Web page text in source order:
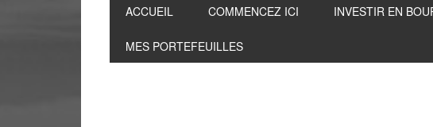
ACCUEIL COMMENCEZ ICI INVESTIR EN
MES PORTEFEUILLES